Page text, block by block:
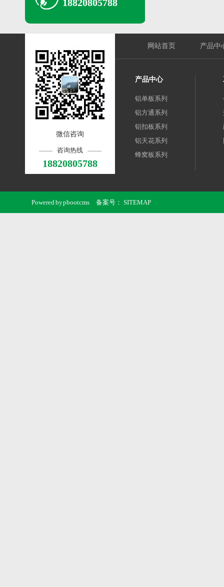
18820805788
微信咨询
咨询热线
18820805788
网站首页 产品中
产品中心
铝单板系列
铝方通系列
铝扣板系列
铝天花系列
蜂窝板系列
Powered bypbootcms 备案号： SITEMAP